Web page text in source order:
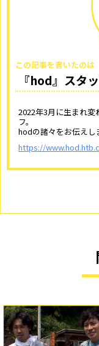
この記事を書いたのは
『hod』スタ
2022年3月に生まれ変
フ。
hodの諸々をお伝えし
https://